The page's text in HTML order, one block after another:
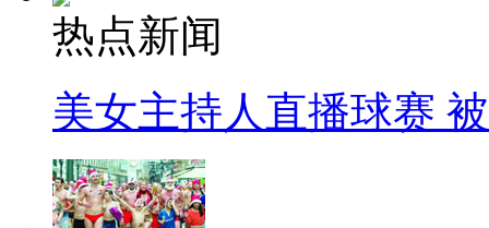
热点新闻
美女主持人直播球赛